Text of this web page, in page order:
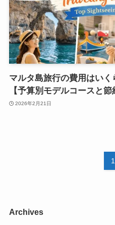
マルタ島旅行の費用はい
【予算別モデルコースと節
2026年2月21日
1
Archives